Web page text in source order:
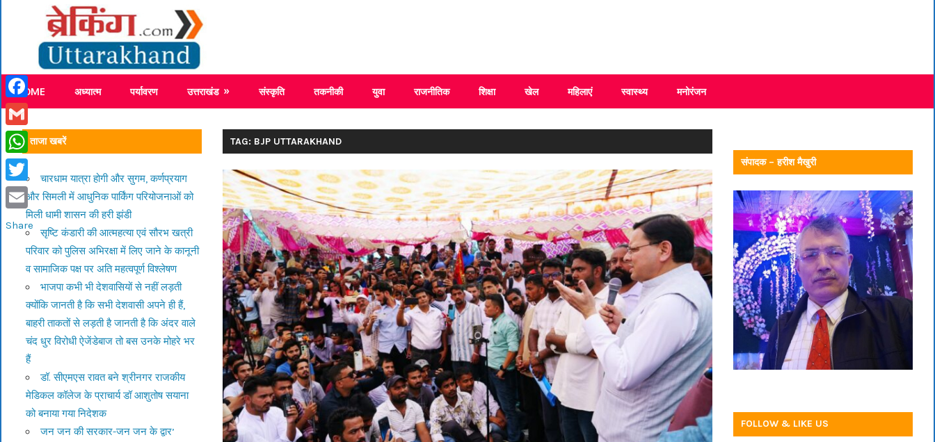
content
Breaking News Uttarakhand
HOME अध्यात्म पर्यावरण उत्तराखंड संस्कृति तकनीकी युवा राजनीतिक शिक्षा खेल महिलाएं स्वास्थ्य मनोरंजन
TAG: BJP UTTARAKHAND
ताजा खबरें
चारधाम यात्रा होगी और सुगम, कर्णप्रयाग
और सिमली में आधुनिक पार्किंग परियोजनाओं को
मिली धामी शासन की हरी झंडी
सृष्टि कंडारी की आत्महत्या एवं सौरभ खत्री
परिवार को पुलिस अभिरक्षा में लिए जाने के कानूनी
व सामाजिक पक्ष पर अति महत्वपूर्ण विश्लेषण
भाजपा कभी भी देशवासियों से नहीं लड़ती
क्योंकि जानती है कि सभी देशवासी अपने ही हैं,
बाहरी ताकतों से लड़ती है जानती है कि अंदर वाले
चंद धुर विरोधी ऐजेंडेबाज तो बस उनके मोहरे भर
हैं
डॉ. सीएमएस रावत बने श्रीनगर राजकीय
मेडिकल कॉलेज के प्राचार्य डॉ आशुतोष सयाना
को बनाया गया निदेशक
जन जन की सरकार-जन जन के द्वार’
संपादक – हरीश मैखुरी
FOLLOW & LIKE US
Facebook
Gmail
WhatsApp
Twitter
Email
Share